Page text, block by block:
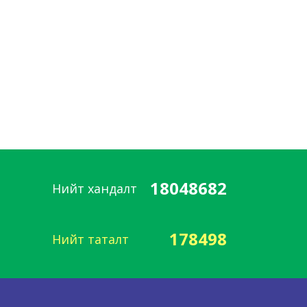
Нийт хандалт 18048682
Нийт таталт 178498